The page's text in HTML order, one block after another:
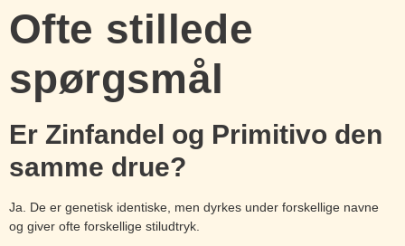
Ofte stillede
spørgsmål
Er Zinfandel og Primitivo den
samme drue?
Ja. De er genetisk identiske, men dyrkes under forskellige navne
og giver ofte forskellige stiludtryk.